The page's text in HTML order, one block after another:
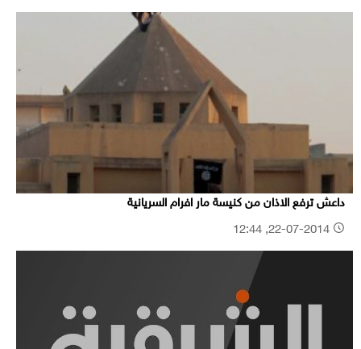
داعش ترفع الاذان من كنيسة مار افرام السريانية